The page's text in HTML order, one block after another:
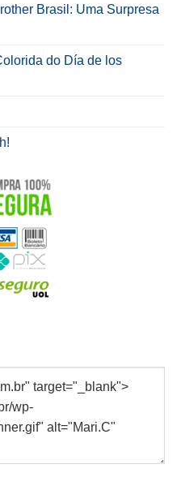
Brasil: Uma Surpresa
do Día de los